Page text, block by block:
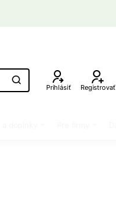
Prihlásiť Registrovať